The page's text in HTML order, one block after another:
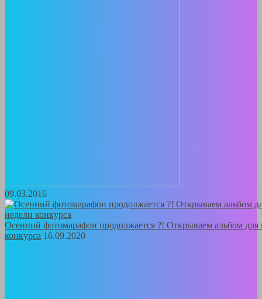
09.03.2016
Осенний фотомарафон продолжается ?! Открываем альбом для
конкурса 16.09.2020